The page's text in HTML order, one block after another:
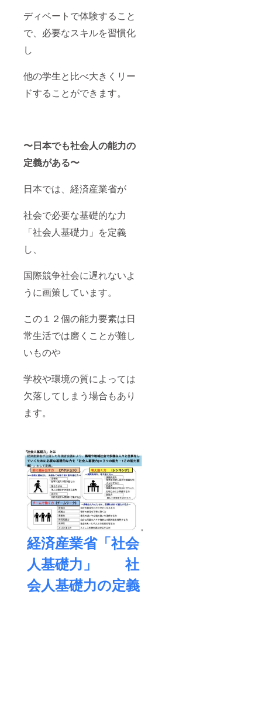
ディベートで体験すること
で、必要なスキルを習慣化
し
他の学生と比べ大きくリー
ドすることができます。
〜日本でも社会人の能力の
定義がある〜
日本では、経済産業省が
社会で必要な基礎的な力
「社会人基礎力」を定義
し、
国際競争社会に遅れないよ
うに画策しています。
この１２個の能力要素は日
常生活では磨くことが難し
いものや
学校や環境の質によっては
欠落してしまう場合もあり
ます。
経済産業省「社会
人基礎力」 社
会人基礎力の定義